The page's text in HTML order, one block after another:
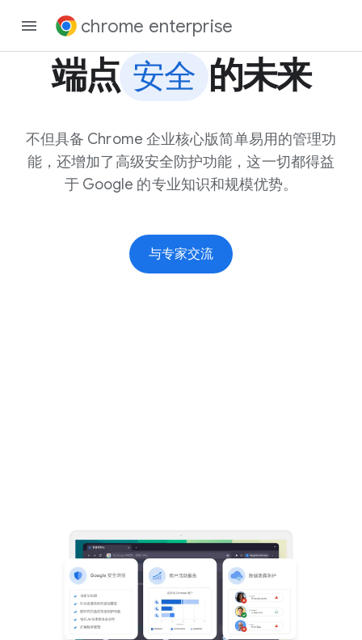
chrome enterprise
端点 安全 的未来
不但具备 Chrome 企业核心版简单易用的管理功
能，还增加了高级安全防护功能，这一切都得益
于 Google 的专业知识和规模优势。
与专家交流